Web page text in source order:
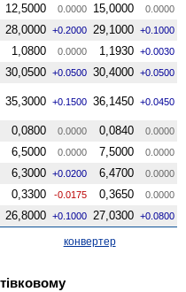
12,5000 0.0000 15,0000 0.0000
28,0000 +0.2000 29,1000 +0.1000
1,0800 0.0000 1,1930 +0.0030
30,0500 +0.0500 30,4000 +0.0500
35,3000 +0.1500 36,1450 +0.0450
0,0800 0.0000 0,0840 0.0000
6,5000 0.0000 7,5000 0.0000
6,3000 +0.0200 6,4700 0.0000
0,3300 -0.0175 0,3650 0.0000
26,8000 +0.1000 27,0300 +0.0800
конвертер